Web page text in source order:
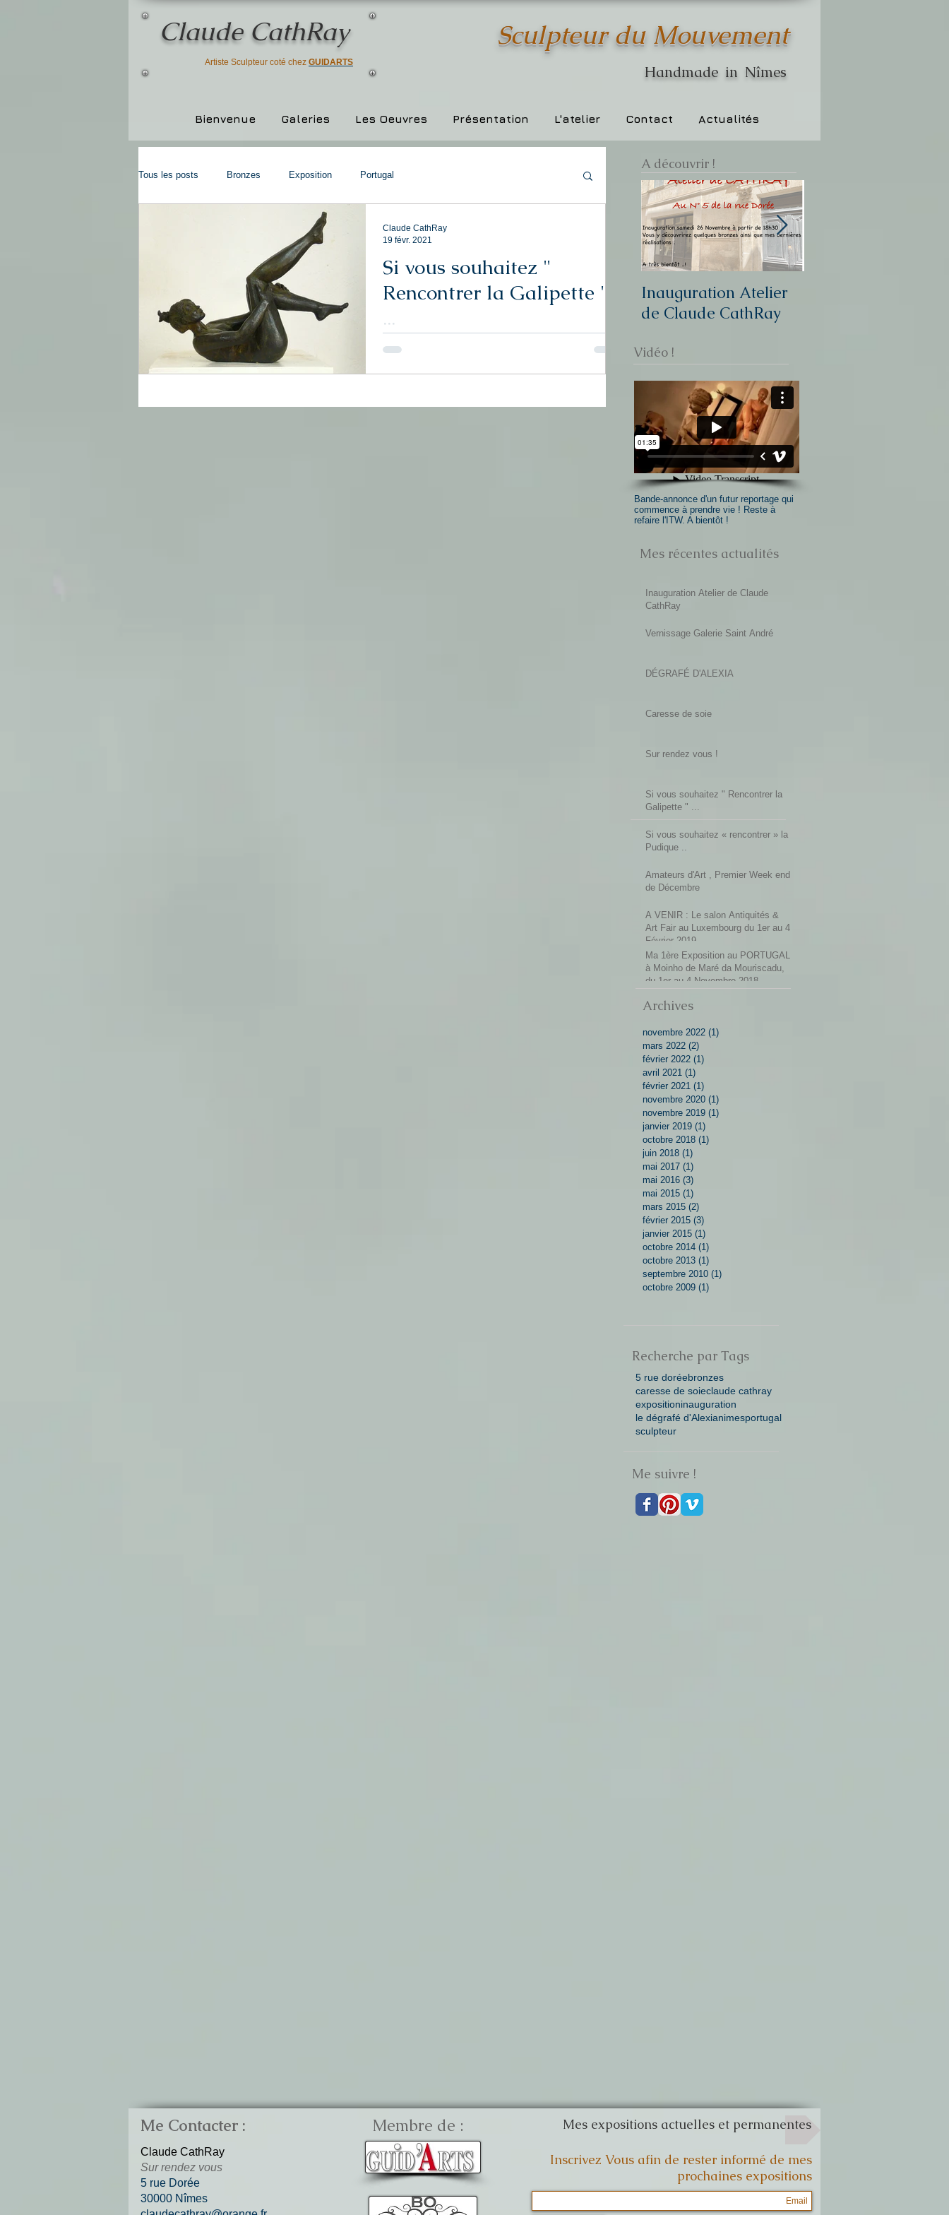
Claude CathRay
Artiste Sculpteur coté chez GUIDARTS
Sculpteur du Mouvement
Handmade in Nîmes
Bienvenue Galeries Les Oeuvres Présentation L'atelier Contact Actualités
Tous les posts Bronzes Exposition Portugal
Si vous souhaitez "
Rencontrer la Galipette "
...
...et d'autres Sculptures en Bronze de Claude Cathray
Dimanche 28 Février inclus,...
Claude CathRay
19 févr. 2021
A découvrir !
Inauguration Atelier
de Claude CathRay
Vidéo !
Bande-annonce d'un futur reportage qui
commence à prendre vie ! Reste à
refaire l'ITW. A bientôt !
Mes récentes actualités
Inauguration Atelier de Claude
CathRay
Vernissage Galerie Saint André
DÉGRAFÉ D'ALEXIA
Caresse de soie
Sur rendez vous !
Si vous souhaitez " Rencontrer la
Galipette " ...
Si vous souhaitez « rencontrer » la
Pudique ..
Amateurs d'Art , Premier Week end
de Décembre
A VENIR : Le salon Antiquités &
Art Fair au Luxembourg du 1er au 4
Février 2019.
Ma 1ère Exposition au PORTUGAL
à Moinho de Maré da Mouriscadu,
du 1er au 4 Novembre 2018
Archives
novembre 2022 (1)
mars 2022 (2)
février 2022 (1)
avril 2021 (1)
février 2021 (1)
novembre 2020 (1)
novembre 2019 (1)
janvier 2019 (1)
octobre 2018 (1)
juin 2018 (1)
mai 2017 (1)
mai 2016 (3)
mai 2015 (1)
mars 2015 (2)
février 2015 (3)
janvier 2015 (1)
octobre 2014 (1)
octobre 2013 (1)
septembre 2010 (1)
octobre 2009 (1)
Recherche par Tags
5 rue doréebronzes
caresse de soieclaude cathray
expositioninauguration
le dégrafé d'Alexianimesportugal
sculpteur
Me suivre !
Me Contacter :
Claude CathRay
Sur rendez vous
5 rue Dorée
30000 Nîmes
Membre de : Mes expositions actuelles et permanentes
Inscrivez Vous afin de rester informé de mes
prochaines expositions